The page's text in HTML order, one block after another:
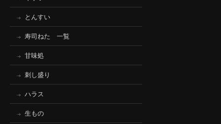
とんすい
寿司ねた 一覧
甘味処
刺し盛り
ハラス
生もの